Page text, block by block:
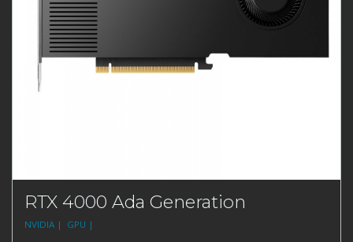
RTX 4000 Ada Generation
NVIDIA | GPU |